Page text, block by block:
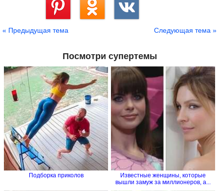
« Предыдущая тема Следующая тема »
Посмотри супертемы
Подборка приколов
Известные женщины, которые
вышли замуж за миллионеров, а...